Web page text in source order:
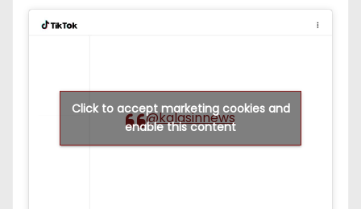
@kalasinnews
Click to accept marketing cookies and
enable this content